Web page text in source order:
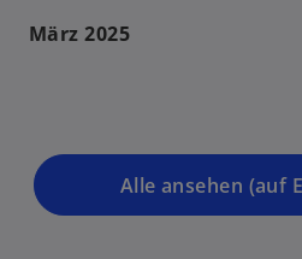
März 2025
Alle ansehen (auf